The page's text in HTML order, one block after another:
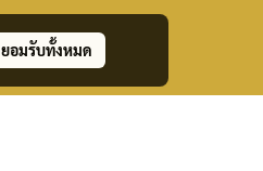
ยอมรับทั้งหมด